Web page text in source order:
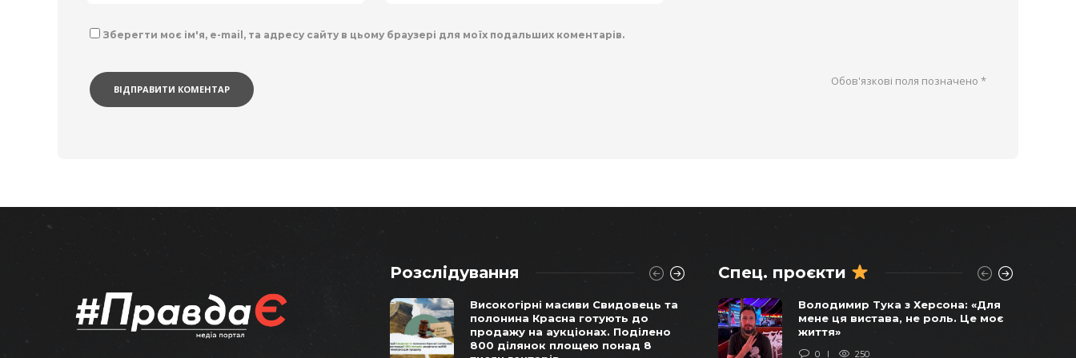
Зберегти моє ім'я, e-mail, та адресу сайту в цьому браузері для моїх подальших коментарів.
Обов'язкові поля позначено *
Розслідування
Високогірні масиви Свидовець та
полонина Красна готують до
продажу на аукціонах. Поділено
800 ділянок площею понад 8
Віктор Балога погоджував
продаж останніх українських
бомбардувальників у 2011 році –
Спец. проєкти
Володимир Тука з Херсона: «Для
мене ця вистава, не роль. Це моє
життя»
0 250